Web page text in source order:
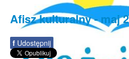
Afisz kulturalny - maj
f Udostępnij